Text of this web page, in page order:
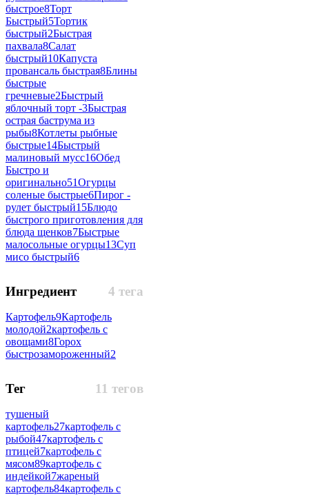
быстрое8Торт
Быстрый5Тортик
быстрый2Быстрая
пахвала8Салат
быстрый10Капуста
провансаль быстрая8Блины
быстрые
гречневые2Быстрый
яблочный торт -3Быстрая
острая баструма из
рыбы8Котлеты рыбные
быстрые14Быстрый
малиновый мусс16Обед
Быстро и
оригинально51Огурцы
соленые быстрые6Пирог -
рулет быстрый15Блюдо
быстрого приготовления для
блюда щенков7Быстрые
малосольные огурцы13Суп
мисо быстрый6
4 тега
Ингредиент
Картофель9Картофель
молодой2картофель с
овощами8Горох
быстрозамороженный2
11 тегов
Тег
тушеный
картофель27картофель с
рыбой47картофель с
птицей7картофель с
мясом89картофель с
индейкой7жареный
картофель84картофель с